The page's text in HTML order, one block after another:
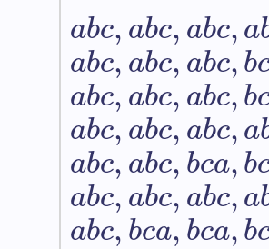
abc,abc,abc,a
abc,abc,abc,b
abc,abc,abc,b
abc,abc,abc,a
abc,abc,bca,b
abc,abc,abc,a
abc,bca,bca,b